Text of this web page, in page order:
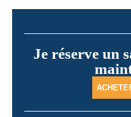
Je réserve un